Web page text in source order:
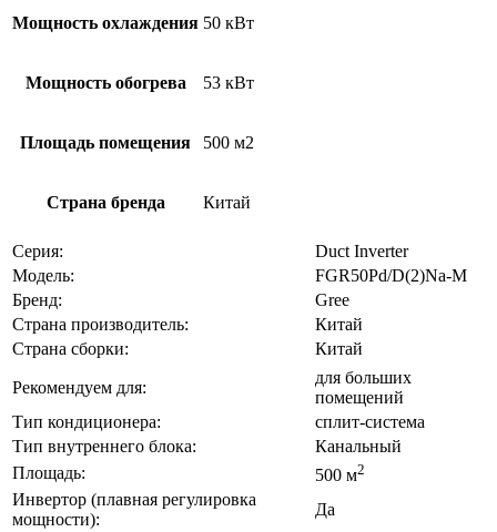
Мощность охлаждения 50 кВт
Мощность обогрева 53 кВт
Площадь помещения 500 м2
Страна бренда Китай
Серия:
Duct Inverter
Модель:
FGR50Pd/D(2)Na-M
Бренд:
Gree
Страна производитель:
Китай
Страна сборки:
Китай
Рекомендуем для:
для больших
помещений
Тип кондиционера:
сплит-система
Тип внутреннего блока:
Канальный
Площадь:
500 м2
Инвертор (плавная регулировка
мощности):
Да